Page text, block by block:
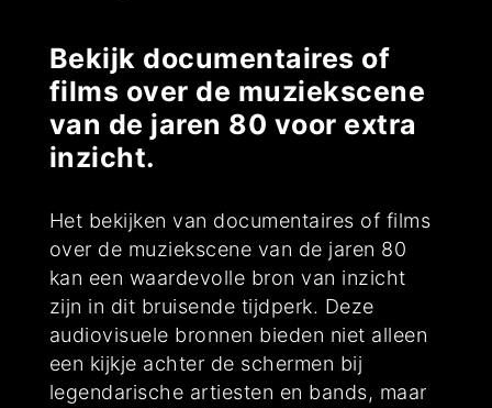
Bekijk documentaires of
films over de muziekscene
van de jaren 80 voor extra
inzicht.
Het bekijken van documentaires of films
over de muziekscene van de jaren 80
kan een waardevolle bron van inzicht
zijn in dit bruisende tijdperk. Deze
audiovisuele bronnen bieden niet alleen
een kijkje achter de schermen bij
legendarische artiesten en bands, maar